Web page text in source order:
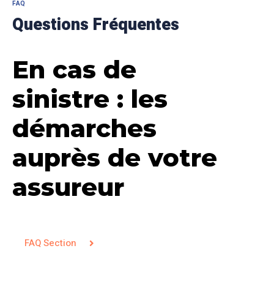
FAQ
Questions Fréquentes
En cas de
sinistre : les
démarches
auprès de votre
assureur
FAQ Section